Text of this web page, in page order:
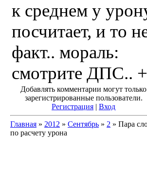
к среднем у
посчитает, и то
факт.. мораль:
смотрите ДПС..
Добавлять комментарии могут только
зарегистрированные пользователи.
Регистрация | Вход
Главная » 2012 » Сентябрь » 2 » Пара
по расчету урона